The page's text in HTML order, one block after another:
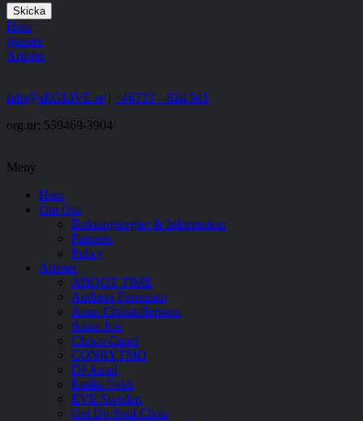
Skicka
Hem
tjänster
Artister
info@sEGLIVE.se | +46733 – 824 941
org.nr: 559469-3904
Meny
Hem
Om Oss
Bokningsregler & Information
Partners
Policy
Artister
ABOUT TIME
Andreas Ferronato
Anna Christoffersson
Anna Jois
Choco Canel
CONRYTMO
DJ Amul
Emilia Feldt
EVE Sweden
Get Up Soul Choir